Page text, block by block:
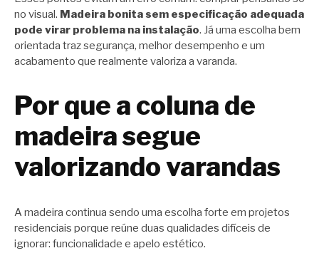
no visual. Madeira bonita sem especificação adequada
pode virar problema na instalação. Já uma escolha bem
orientada traz segurança, melhor desempenho e um
acabamento que realmente valoriza a varanda.
Por que a coluna de
madeira segue
valorizando varandas
A madeira continua sendo uma escolha forte em projetos
residenciais porque reúne duas qualidades difíceis de
ignorar: funcionalidade e apelo estético.